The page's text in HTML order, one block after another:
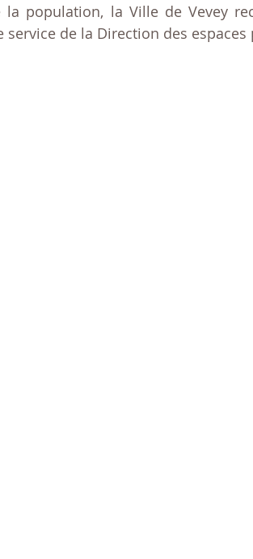
la population, la Ville de Vevey
service de la Direction des